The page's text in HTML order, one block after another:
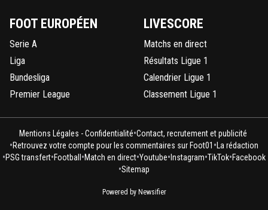
FOOT EUROPÉEN
Serie A
Liga
Bundesliga
Premier League
LIVESCORE
Matchs en direct
Résultats Ligue 1
Calendrier Ligue 1
Classement Ligue 1
Mentions Légales - Confidentialité•Contact, recrutement et publicité
•Retrouvez votre compte pour les commentaires sur Foot01 • La rédaction
•PSG transfert•Football •Match en direct•Youtube• Instagram•TikTok•Facebook
•Sitemap
Powered by Newsifier